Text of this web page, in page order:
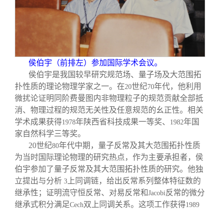
侯伯宇（前排左）参加国际学术会议。
侯伯宇是我国较早研究规范场、量子场及大范围拓
扑性质的理论物理学家之一。在20世纪70年代，他利用
微扰论证明同阶费曼图内非物理粒子的规范贡献全部抵
消、物理过程的规范无关性及任意规范的幺正性。相关
学术成果获得1978年陕西省科技成果一等奖、 1982年国
家自然科学三等奖。
20世纪80年代中期，量子反常及其大范围拓扑性质
为当时国际理论物理的研究热点，作为主要承担者，侯
伯宇参加了量子反常及其大范围拓扑性质的研究。他独
立提出与分析 3 上同调链，给出反常系列整体特征数的
继承性；证明流守恒反常、对易反常和Jacobi 反常的微分
继承式积分满足Cech双上同调关系。这项工作获得1989